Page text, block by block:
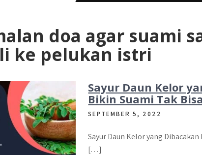
doa agar suami
ke pelukan istri
Sayur Daun Kelor
Bikin Suami Tak
SEPTEMBER 5, 2022
Sayur Daun Kelor yang
[…]